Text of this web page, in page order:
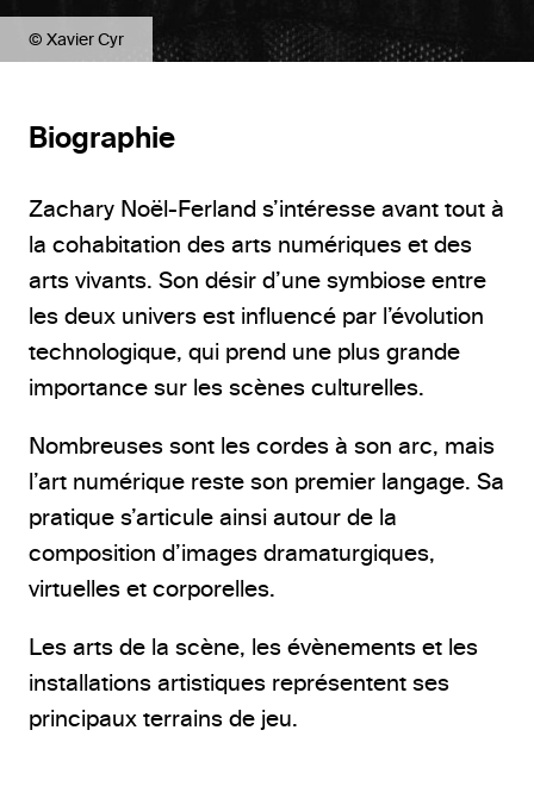
© Xavier Cyr
Biographie
Zachary Noël-Ferland s’intéresse avant tout à
la cohabitation des arts numériques et des
arts vivants. Son désir d’une symbiose entre
les deux univers est influencé par l’évolution
technologique, qui prend une plus grande
importance sur les scènes culturelles.
Nombreuses sont les cordes à son arc, mais
l’art numérique reste son premier langage. Sa
pratique s’articule ainsi autour de la
composition d’images dramaturgiques,
virtuelles et corporelles.
Les arts de la scène, les évènements et les
installations artistiques représentent ses
principaux terrains de jeu.